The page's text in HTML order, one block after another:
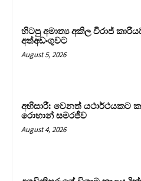
හිටපු අමාත්‍ය අකිල විරාජ්
අත්අඩංගුවට
August 5, 2026
අභිසාරී: වෙනත් යථාර්ථයකට
රොහාන් සමරජීව
August 4, 2026